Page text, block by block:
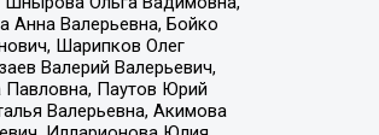
Анна Валерьевна, Бойко
Шарипков Олег
Валерий Валерьевич,
Павловна, Паутов Юрий
Валерьевна, Акимова